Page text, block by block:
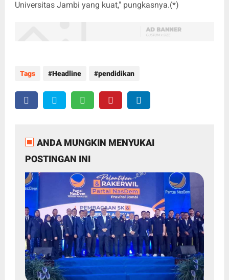
Universitas Jambi yang kuat," pungkasnya.(*)
Tags Headline pendidikan
ANDA MUNGKIN MENYUKAI
POSTINGAN INI